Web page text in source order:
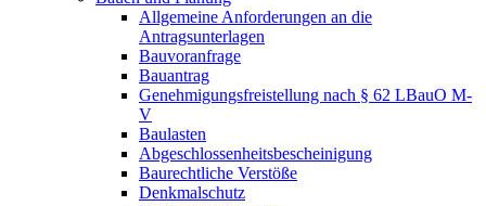
Allgemeine Anforderungen an die
Antragsunterlagen
Bauvoranfrage
Bauantrag
Genehmigungsfreistellung nach § 62 LBauO M-
V
Baulasten
Abgeschlossenheits­bescheinigung
Baurechtliche Verstöße
Denkmalschutz